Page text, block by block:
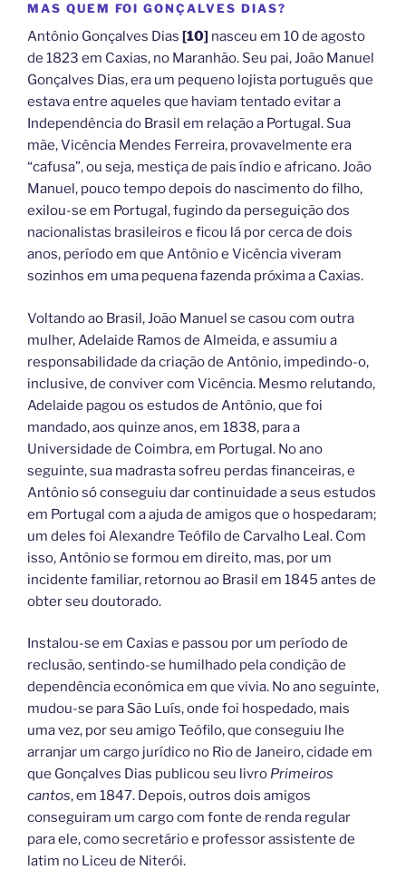
MAS QUEM FOI GONÇALVES DIAS?
Antônio Gonçalves Dias [10] nasceu em 10 de agosto
de 1823 em Caxias, no Maranhão. Seu pai, João Manuel
Gonçalves Dias, era um pequeno lojista português que
estava entre aqueles que haviam tentado evitar a
Independência do Brasil em relação a Portugal. Sua
mãe, Vicência Mendes Ferreira, provavelmente era
“cafusa”, ou seja, mestiça de pais índio e africano. João
Manuel, pouco tempo depois do nascimento do filho,
exilou-se em Portugal, fugindo da perseguição dos
nacionalistas brasileiros e ficou lá por cerca de dois
anos, período em que Antônio e Vicência viveram
sozinhos em uma pequena fazenda próxima a Caxias.
Voltando ao Brasil, João Manuel se casou com outra
mulher, Adelaide Ramos de Almeida, e assumiu a
responsabilidade da criação de Antônio, impedindo-o,
inclusive, de conviver com Vicência. Mesmo relutando,
Adelaide pagou os estudos de Antônio, que foi
mandado, aos quinze anos, em 1838, para a
Universidade de Coimbra, em Portugal. No ano
seguinte, sua madrasta sofreu perdas financeiras, e
Antônio só conseguiu dar continuidade a seus estudos
em Portugal com a ajuda de amigos que o hospedaram;
um deles foi Alexandre Teófilo de Carvalho Leal. Com
isso, Antônio se formou em direito, mas, por um
incidente familiar, retornou ao Brasil em 1845 antes de
obter seu doutorado.
Instalou-se em Caxias e passou por um período de
reclusão, sentindo-se humilhado pela condição de
dependência econômica em que vivia. No ano seguinte,
mudou-se para São Luís, onde foi hospedado, mais
uma vez, por seu amigo Teófilo, que conseguiu lhe
arranjar um cargo jurídico no Rio de Janeiro, cidade em
que Gonçalves Dias publicou seu livro Primeiros
cantos, em 1847. Depois, outros dois amigos
conseguiram um cargo com fonte de renda regular
para ele, como secretário e professor assistente de
latim no Liceu de Niterói.